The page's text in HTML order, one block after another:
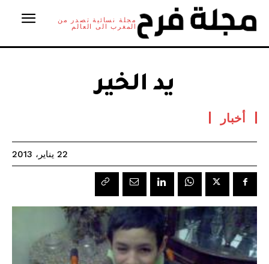
مجلة نسائية تصدر من
المغرب الى العالم
يد الخير
أخبار
22 يناير، 2013